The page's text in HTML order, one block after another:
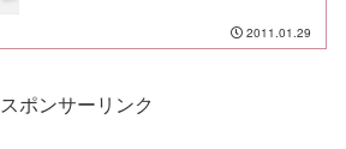
症！ 困ったぞ、友達が来る予定だった
けどキャンセルだ！
2011.01.29
スポンサーリンク